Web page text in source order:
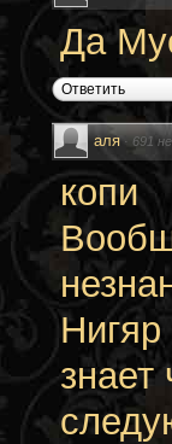
Да
Ответить
аля · 691
копи